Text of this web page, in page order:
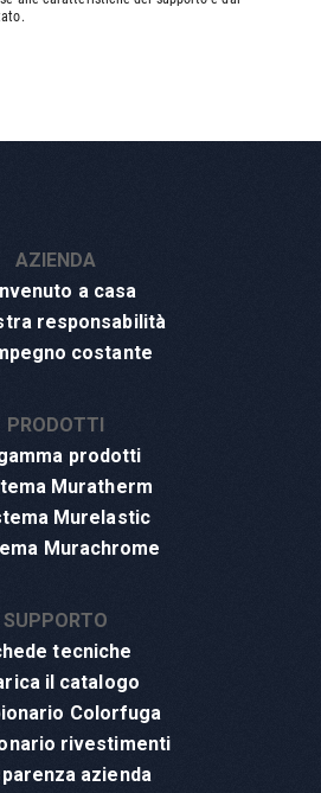
AZIENDA
a casa
responsabilità
costante
PRODOTTI
prodotti
Muratherm
Murelastic
Murachrome
SUPPORTO
tecniche
il catalogo
Colorfuga
rivestimenti
azienda